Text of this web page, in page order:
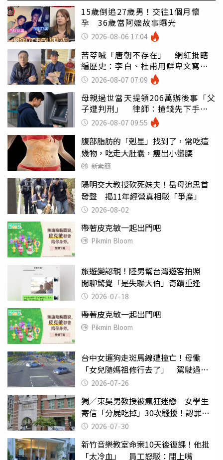
15歲倒追27歲男！交往1個月懷
孕 36歲當阿嬤故事曝光
2026-08-06 17:04
苦苓喊「唐朝不存在」 網紅批瞎
編歷史：李白、杜甫用鮮卑文寫
詩？2026-08-07 07:09
母親過世當天提領206萬辦後事「父
子遭判刑」 律師：搶錢先下手是
罪 2026-08-07 09:55
腹部脂肪的「剋星」找到了，常吃這
幾物，吃走大肚囊，瘦出小蠻腰
新素簡
陽明交大教授砍死妹夫！岳母追思首
發聲 揭11年經營真相駁「爭產」
2026-08-02
帶著皮克敏一起出門吧
Pikmin Bloom
旅遊變認親！陸男幫台灣遊客拍照
閒聊驚覺「是失聯大伯」奇蹟重逢
2026-07-18
帶著皮克敏一起出門吧
Pikmin Bloom
台中女遛狗走斑馬線遭撞亡！母慟
「女兒隨媽祖修行去了」 駕駛過失
致死判9月
2026-07-26
獨／東吳男教授被瘋狂迷戀 女學生
寄信「分屍吃掉」30次騷擾！認罪免
關 2026-07-30
新竹音樂教室命案10天後復課！他批
「太冷血」 員工怒駁：閉上嘴